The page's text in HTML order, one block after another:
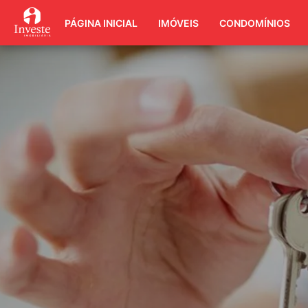
PÁGINA INICIAL IMÓVEIS CONDOMÍNIOS